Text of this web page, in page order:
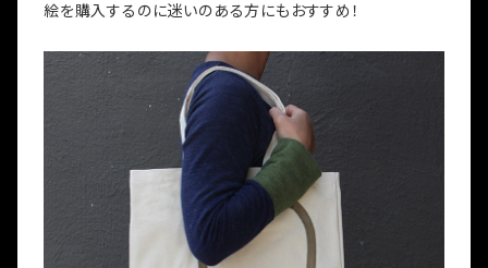
絵を購入するのに迷いのある方にもおすすめ！